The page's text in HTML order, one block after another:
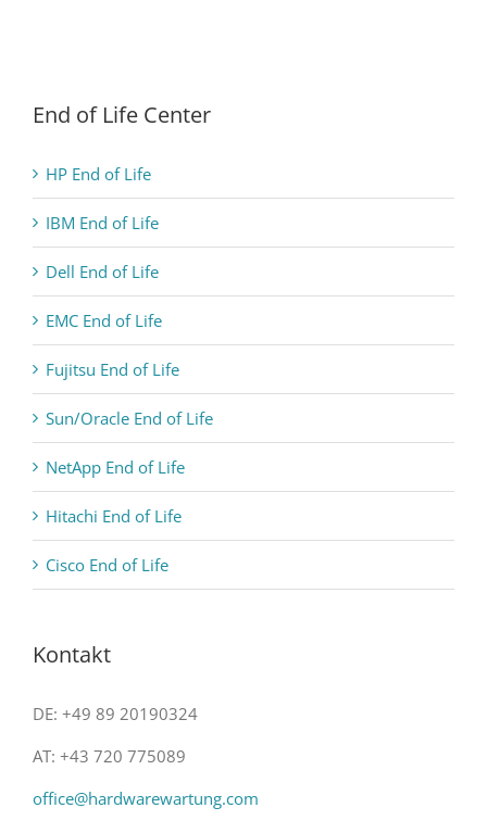
End of Life Center
HP End of Life
IBM End of Life
Dell End of Life
EMC End of Life
Fujitsu End of Life
Sun/Oracle End of Life
NetApp End of Life
Hitachi End of Life
Cisco End of Life
Kontakt
DE: +49 89 20190324
AT: +43 720 775089
office@hardwarewartung.com